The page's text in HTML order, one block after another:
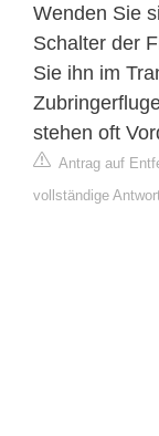
Wenden Sie
Schalter der
Sie ihn im
stehen oft
Antrag auf
vollständige